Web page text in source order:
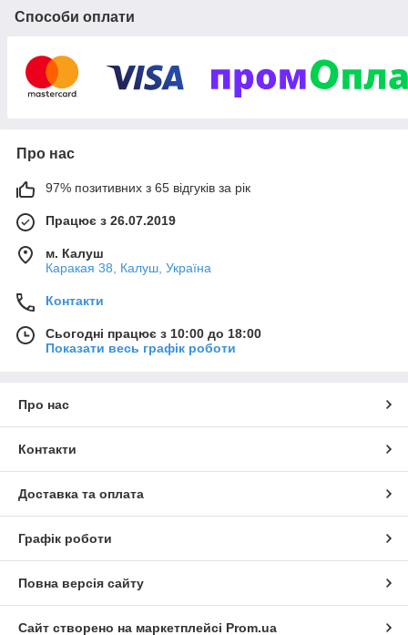
Способи оплати
Про нас
97% позитивних з 65 відгуків за рік
Працює з 26.07.2019
м. Калуш
Каракая 38, Калуш, Україна
Контакти
Сьогодні працює з 10:00 до 18:00
Показати весь графік роботи
Про нас
Контакти
Доставка та оплата
Графік роботи
Повна версія сайту
Сайт створено на маркетплейсі Prom.ua